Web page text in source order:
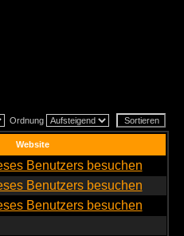
Ordnung
Website